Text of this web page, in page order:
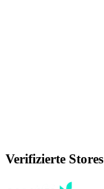
Verifizierte Stores